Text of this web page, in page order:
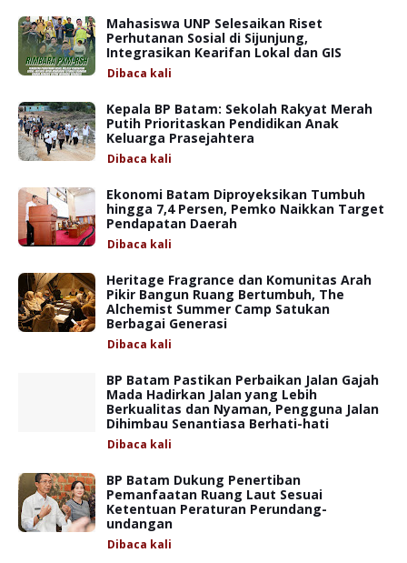
Mahasiswa UNP Selesaikan Riset
Perhutanan Sosial di Sijunjung,
Integrasikan Kearifan Lokal dan GIS
Dibaca kali
Kepala BP Batam: Sekolah Rakyat Merah
Putih Prioritaskan Pendidikan Anak
Keluarga Prasejahtera
Dibaca kali
Ekonomi Batam Diproyeksikan Tumbuh
hingga 7,4 Persen, Pemko Naikkan Target
Pendapatan Daerah
Dibaca kali
Heritage Fragrance dan Komunitas Arah
Pikir Bangun Ruang Bertumbuh, The
Alchemist Summer Camp Satukan
Berbagai Generasi
Dibaca kali
BP Batam Pastikan Perbaikan Jalan Gajah
Mada Hadirkan Jalan yang Lebih
Berkualitas dan Nyaman, Pengguna Jalan
Dihimbau Senantiasa Berhati-hati
Dibaca kali
BP Batam Dukung Penertiban
Pemanfaatan Ruang Laut Sesuai
Ketentuan Peraturan Perundang-
undangan
Dibaca kali